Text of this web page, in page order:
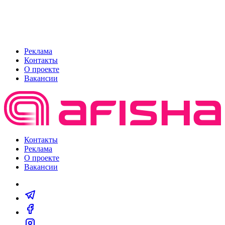
Реклама
Контакты
О проекте
Вакансии
Контакты
Реклама
О проекте
Вакансии